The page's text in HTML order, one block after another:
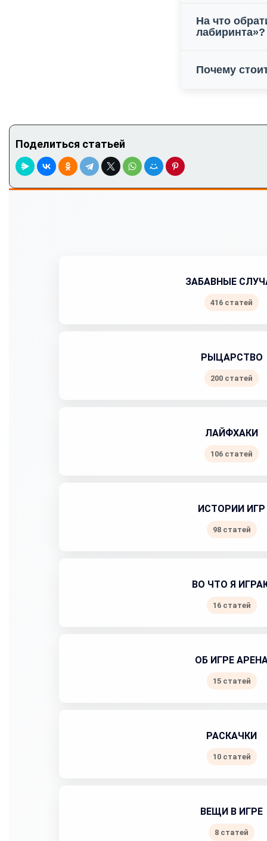
На что
лабиринта»?
Почему
Поделиться статьей
ЗАБАВНЫЕ
416 статей
РЫЦАРСТВО
200 статей
ЛАЙФХАКИ
106 статей
ИСТОРИИ ИГР
98 статей
ВО ЧТО Я
16 статей
ОБ ИГРЕ
15 статей
РАСКАЧКИ
10 статей
ВЕЩИ В ИГРЕ
8 статей